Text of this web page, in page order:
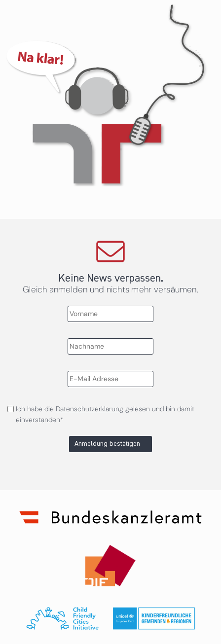
Keine News verpassen.
Gleich anmelden und nichts mehr versäumen.
Ich habe die Datenschutzerklärunggelesen und bin damit
einverstanden*
Anmeldung bestätigen